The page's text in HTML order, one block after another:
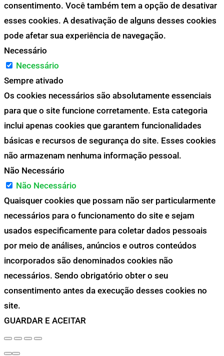
consentimento. Você também tem a opção de desativar
esses cookies. A desativação de alguns desses cookies
pode afetar sua experiência de navegação.
Necessário
Necessário
Sempre ativado
Os cookies necessários são absolutamente essenciais
para que o site funcione corretamente. Esta categoria
inclui apenas cookies que garantem funcionalidades
básicas e recursos de segurança do site. Esses cookies
não armazenam nenhuma informação pessoal.
Não Necessário
Não Necessário
Quaisquer cookies que possam não ser particularmente
necessários para o funcionamento do site e sejam
usados especificamente para coletar dados pessoais
por meio de análises, anúncios e outros conteúdos
incorporados são denominados cookies não
necessários. Sendo obrigatório obter o seu
consentimento antes da execução desses cookies no
site.
GUARDAR E ACEITAR